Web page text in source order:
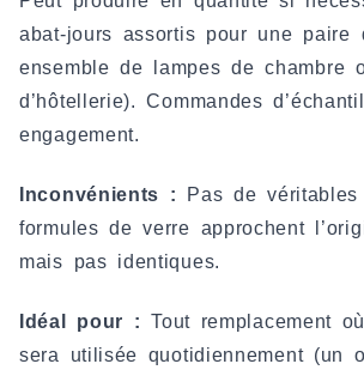
abat-jours assortis pour une paire
ensemble de lampes de chambre
d’hôtellerie). Commandes
engagement.
Inconvénients : Pas de
formules de verre approchent
mais pas identiques.
Idéal pour : Tout remplacement
sera utilisée quotidiennement (un